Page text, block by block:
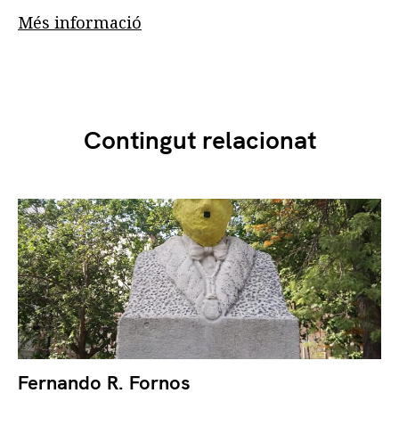
Més informació
Contingut relacionat
Fernando R. Fornos